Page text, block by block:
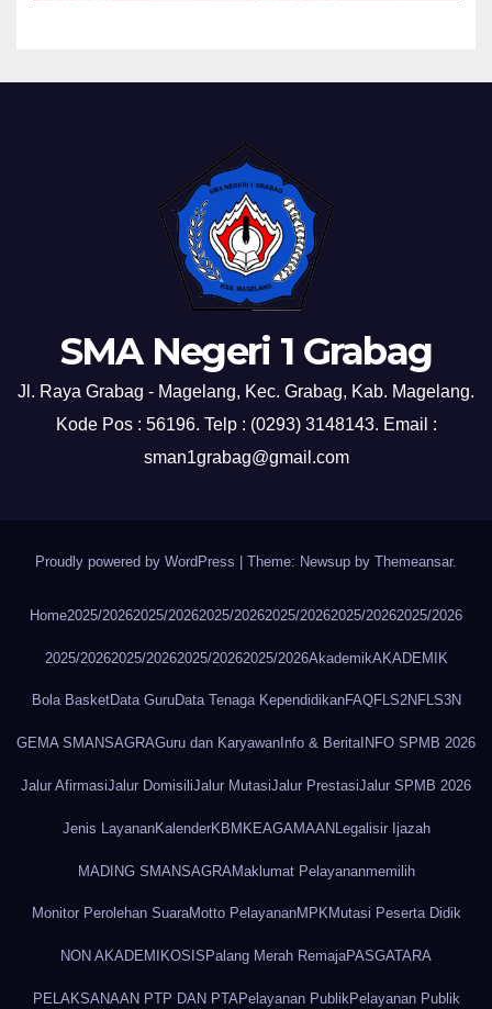
SMA Negeri 1 Grabag
Jl. Raya Grabag - Magelang, Kec. Grabag, Kab. Magelang.
Kode Pos : 56196. Telp : (0293) 3148143. Email :
sman1grabag@gmail.com
Proudly powered by WordPress Theme: Newsup by Themeansar.
Home2025/20262025/20262025/20262025/20262025/20262025/2026
2025/20262025/20262025/20262025/2026AkademikAKADEMIK
Bola BasketData GuruData Tenaga KependidikanFAQFLS2N FLS3N
GEMA SMANSAGRAGuru dan Karyawan Info & BeritaINFO SPMB 2026
Jalur AfirmasiJalur DomisiliJalur MutasiJalur PrestasiJalur SPMB 2026
Jenis LayananKalenderKBM KEAGAMAAN Legalisir Ijazah
MADING SMANSAGRAMaklumat Pelayananmemilih
Monitor Perolehan SuaraMotto PelayananMPKMutasi Peserta Didik
NON AKADEMIKOSIS Palang Merah RemajaPASGATARA
PELAKSANAAN PTP DAN PTA Pelayanan Publik Pelayanan Publik